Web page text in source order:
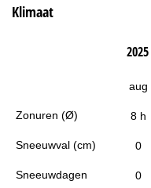
Klimaat
Zonuren (Ø)
Sneeuwval (cm)
Sneeuwdagen
2025
aug
8 h
0
0